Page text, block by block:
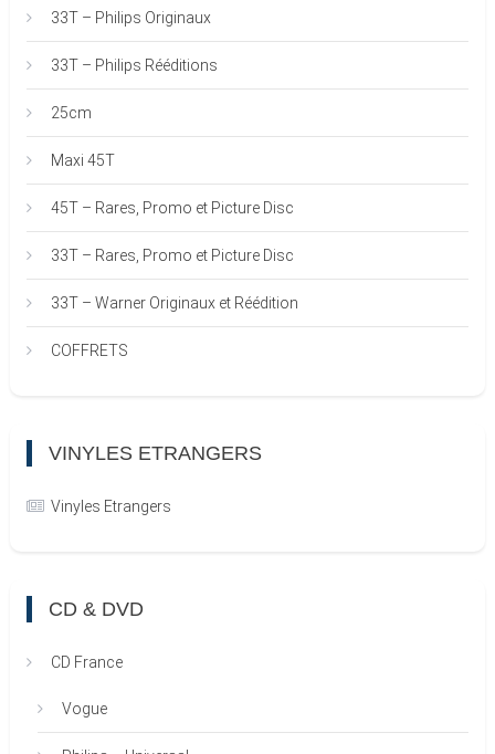
33T – Philips Originaux
33T – Philips Rééditions
25cm
Maxi 45T
45T – Rares, Promo et Picture Disc
33T – Rares, Promo et Picture Disc
33T – Warner Originaux et Réédition
COFFRETS
VINYLES ETRANGERS
Vinyles Etrangers
CD & DVD
CD France
Vogue